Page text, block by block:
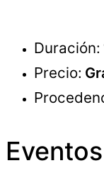
Duración:
Precio: